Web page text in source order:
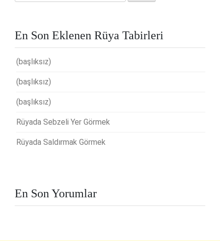
En Son Eklenen Rüya Tabirleri
(başlıksız)
(başlıksız)
(başlıksız)
Rüyada Sebzeli Yer Görmek
Rüyada Saldırmak Görmek
En Son Yorumlar